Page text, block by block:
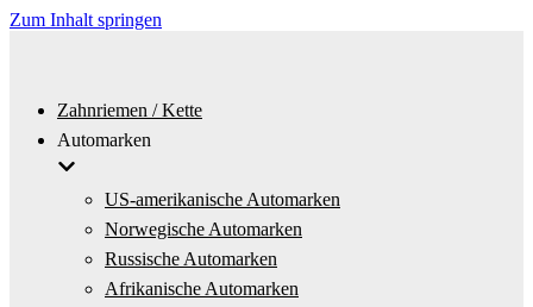
Zum Inhalt springen
Zahnriemen / Kette
Automarken
US-amerikanische Automarken
Norwegische Automarken
Russische Automarken
Afrikanische Automarken